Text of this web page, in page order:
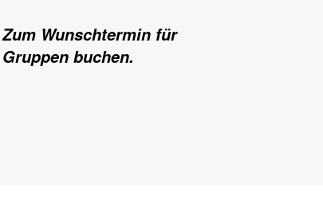
Zum Wunschtermin für
Gruppen buchen.